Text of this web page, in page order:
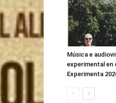
Música e
experimental
Experimenta